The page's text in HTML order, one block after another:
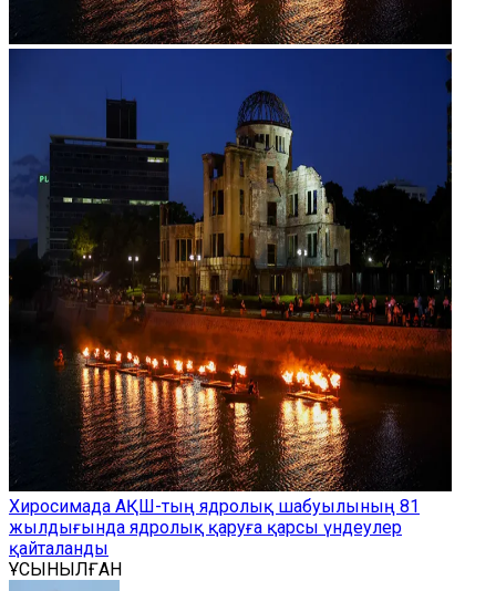
Хиросимада АҚШ-тың ядролық шабуылының 81
жылдығында ядролық қаруға қарсы үндеулер
қайталанды
ҰСЫНЫЛҒАН